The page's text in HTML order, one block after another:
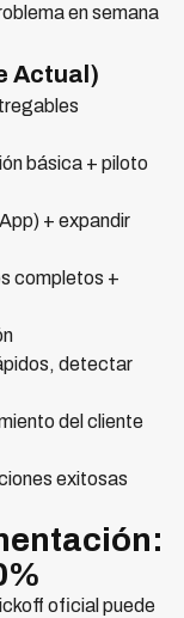
en semana
Actual)
básica + piloto
+ expandir
completos +
detectar
del cliente
exitosas
oficial puede